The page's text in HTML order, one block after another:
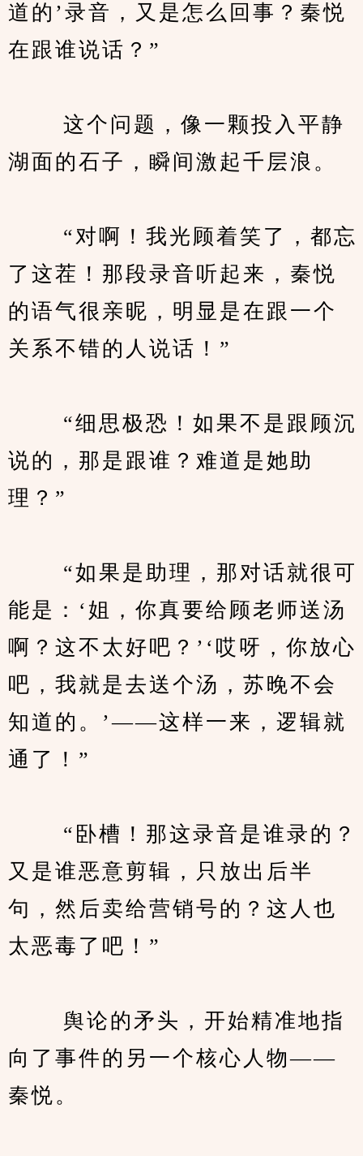
道的’录音，又是怎么回事？秦悦
在跟谁说话？”
这个问题，像一颗投入平静
湖面的石子，瞬间激起千层浪。
“对啊！我光顾着笑了，都忘
了这茬！那段录音听起来，秦悦
的语气很亲昵，明显是在跟一个
关系不错的人说话！”
“细思极恐！如果不是跟顾沉
说的，那是跟谁？难道是她助
理？”
“如果是助理，那对话就很可
能是：‘姐，你真要给顾老师送汤
啊？这不太好吧？’‘哎呀，你放心
吧，我就是去送个汤，苏晚不会
知道的。’——这样一来，逻辑就
通了！”
“卧槽！那这录音是谁录的？
又是谁恶意剪辑，只放出后半
句，然后卖给营销号的？这人也
太恶毒了吧！”
舆论的矛头，开始精准地指
向了事件的另一个核心人物——
秦悦。